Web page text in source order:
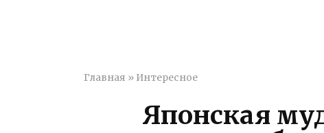
Главная » Интересное
Японская